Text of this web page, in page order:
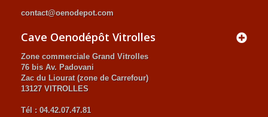
contact@oenodepot.com
Cave Oenodépôt Vitrolles
Zone commerciale Grand Vitrolles
76 bis Av. Padovani
Zac du Liourat (zone de Carrefour)
13127 VITROLLES
Tél : 04.42.07.47.81